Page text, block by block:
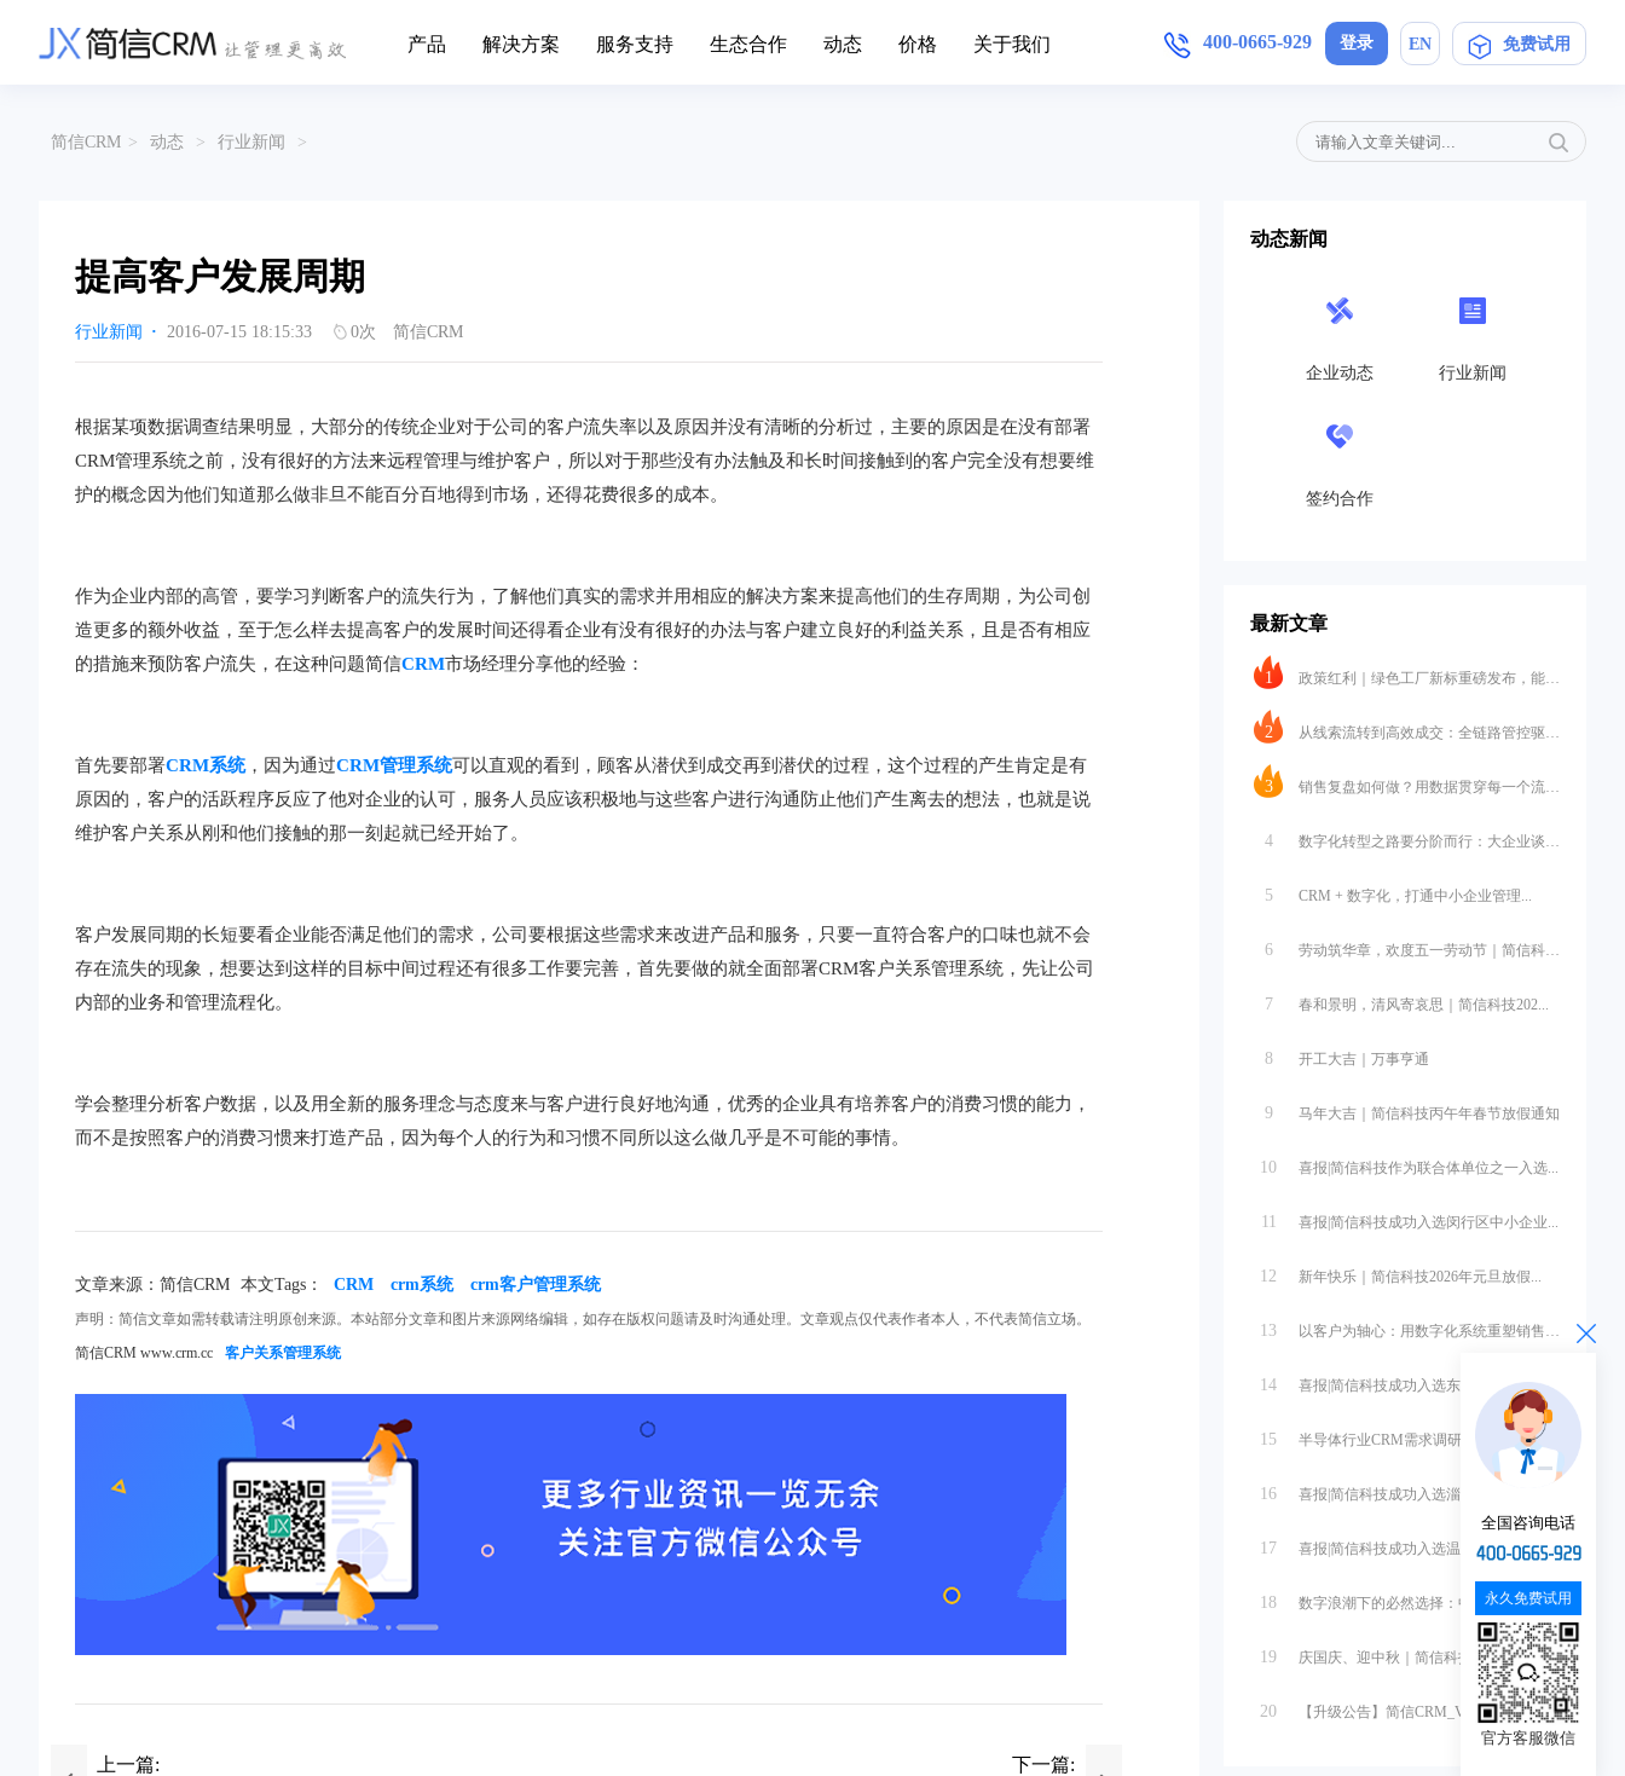
产品
营销云
从营销获客到商机转化的全流程管理
渠道云
融合分公司、经销商、总部伙伴管理
涵盖多种售前/后服务元素功能和接入
涵盖多种售前/后服务元素功能和接入
SCRM
私有化部署
智慧园区
增值服务
开源CRM
旗舰企业版
SaaS在线版
帮助中心
解决方案
挖现有客户价值以及开发更多新...
在信息时代，开展优质护理服务，信
传媒企业自身由于数字化传媒的发
展，对其内部控制建设和完善也是...
进装修行业往信息化道路上发展...
化，加快旅游业的发展速度，提高...
展的契机,活动策划公司就得在...
互联网等相关信息技术的发展是支撑
互联网金融模式发展的基石，给...
通过数字化方式，随时和专家互动，
享受个性化的健康资讯，实现及...
外贸行业独有的数据集中处理机制，
可以有效地保护客户资源，降低...
教育培训行业如雨后春笋般涌现，这
服务支持
帮助文档 产品手册
产品功能
以CRM产品为基础的功能点
生态合作 动态 价格 关于我们
关于简信 加入我们
用户协议
400-0665-929 登录 EN 免费试用
简信CRM > 动态 > 行业新闻 >
动态新闻
企业动态 行业新闻
签约合作
最新文章
1 政策红利｜绿色工厂新标重磅发布，能碳...
2 从线索流转到高效成交：全链路管控驱动...
3 销售复盘如何做？用数据贯穿每一个流程...
4 数字化转型之路要分阶而行：大企业谈战...
5 CRM + 数字化，打通中小企业管理...
6 劳动筑华章，欢度五一劳动节｜简信科技...
7 春和景明，清风寄哀思｜简信科技202...
8 开工大吉｜万事亨通
9 马年大吉｜简信科技丙午年春节放假通知
10 喜报|简信科技作为联合体单位之一入选...
11 喜报|简信科技成功入选闵行区中小企业...
12 新年快乐｜简信科技2026年元旦放假...
13 以客户为轴心：用数字化系统重塑销售管...
14 喜报|简信科技成功入选东营市中小企业...
15 半导体行业CRM需求调研与系统设计
16 喜报|简信科技成功入选淄博市中小企业...
17 喜报|简信科技成功入选温州市第一批中...
18 数字浪潮下的必然选择：中小微企业管理...
19 庆国庆、迎中秋｜简信科技2025国庆...
20 【升级公告】简信CRM_V4.7.5...
提高客户发展周期
行业新闻 · 2016-07-15 18:15:33 0次 简信CRM
根据某项数据调查结果明显，大部分的传统企业对于公司的客户流失率以及原因并没有清晰的分析过，主要的原因是在没有部署
CRM管理系统之前，没有很好的方法来远程管理与维护客户，所以对于那些没有办法触及和长时间接触到的客户完全没有想要维
护的概念因为他们知道那么做非旦不能百分百地得到市场，还得花费很多的成本。
作为企业内部的高管，要学习判断客户的流失行为，了解他们真实的需求并用相应的解决方案来提高他们的生存周期，为公司创
造更多的额外收益，至于怎么样去提高客户的发展时间还得看企业有没有很好的办法与客户建立良好的利益关系，且是否有相应
的措施来预防客户流失，在这种问题简信CRM市场经理分享他的经验：
首先要部署CRM系统，因为通过CRM管理系统可以直观的看到，顾客从潜伏到成交再到潜伏的过程，这个过程的产生肯定是有
原因的，客户的活跃程序反应了他对企业的认可，服务人员应该积极地与这些客户进行沟通防止他们产生离去的想法，也就是说
维护客户关系从刚和他们接触的那一刻起就已经开始了。
客户发展同期的长短要看企业能否满足他们的需求，公司要根据这些需求来改进产品和服务，只要一直符合客户的口味也就不会
存在流失的现象，想要达到这样的目标中间过程还有很多工作要完善，首先要做的就全面部署CRM客户关系管理系统，先让公司
内部的业务和管理流程化。
学会整理分析客户数据，以及用全新的服务理念与态度来与客户进行良好地沟通，优秀的企业具有培养客户的消费习惯的能力，
而不是按照客户的消费习惯来打造产品，因为每个人的行为和习惯不同所以这么做几乎是不可能的事情。
文章来源：简信CRM 本文Tags： CRM crm系统 crm客户管理系统
声明：简信文章如需转载请注明原创来源。本站部分文章和图片来源网络编辑，如存在版权问题请及时沟通处理。文章观点仅代表作者本人，不代表简信立场。
简信CRM www.crm.cc
客户关系管理系统
上一篇: 下一篇:
全国咨询电话
永久免费试用
官方客服微信